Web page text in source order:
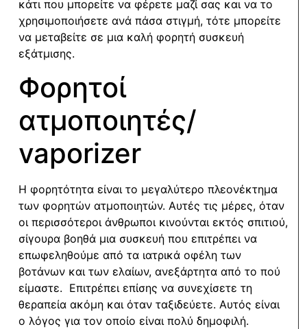
κάτι που μπορείτε να φέρετε μαζί σας και να το
χρησιμοποιήσετε ανά πάσα στιγμή, τότε μπορείτε
να μεταβείτε σε μια καλή φορητή συσκευή
εξάτμισης.
Φορητοί
ατμοποιητές/
vaporizer
Η φορητότητα είναι το μεγαλύτερο πλεονέκτημα
των φορητών ατμοποιητών. Αυτές τις μέρες, όταν
οι περισσότεροι άνθρωποι κινούνται εκτός σπιτιού,
σίγουρα βοηθά μια συσκευή που επιτρέπει να
επωφεληθούμε από τα ιατρικά οφέλη των
βοτάνων και των ελαίων, ανεξάρτητα από το πού
είμαστε. Επιτρέπει επίσης να συνεχίσετε τη
θεραπεία ακόμη και όταν ταξιδεύετε. Αυτός είναι
ο λόγος για τον οποίο είναι πολύ δημοφιλή.